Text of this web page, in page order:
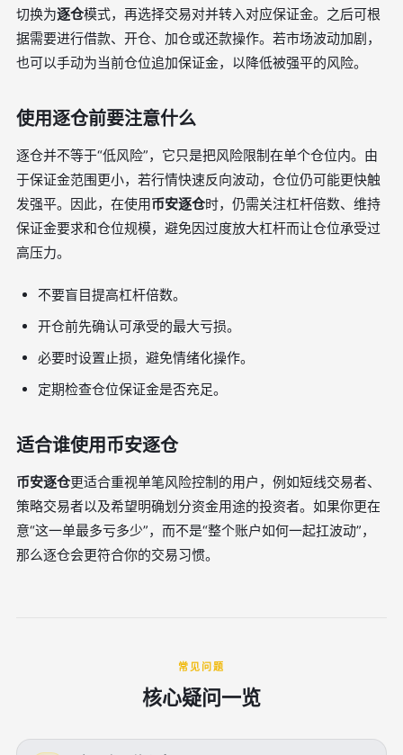
切换为逐仓模式，再选择交易对并转入对应保证金。之后可根
据需要进行借款、开仓、加仓或还款操作。若市场波动加剧，
也可以手动为当前仓位追加保证金，以降低被强平的风险。
使用逐仓前要注意什么
逐仓并不等于“低风险”，它只是把风险限制在单个仓位内。由
于保证金范围更小，若行情快速反向波动，仓位仍可能更快触
发强平。因此，在使用币安逐仓时，仍需关注杠杆倍数、维持
保证金要求和仓位规模，避免因过度放大杠杆而让仓位承受过
高压力。
不要盲目提高杠杆倍数。
开仓前先确认可承受的最大亏损。
必要时设置止损，避免情绪化操作。
定期检查仓位保证金是否充足。
适合谁使用币安逐仓
币安逐仓更适合重视单笔风险控制的用户，例如短线交易者、
策略交易者以及希望明确划分资金用途的投资者。如果你更在
意“这一单最多亏多少”，而不是“整个账户如何一起扛波动”，
那么逐仓会更符合你的交易习惯。
常见问题
核心疑问一览